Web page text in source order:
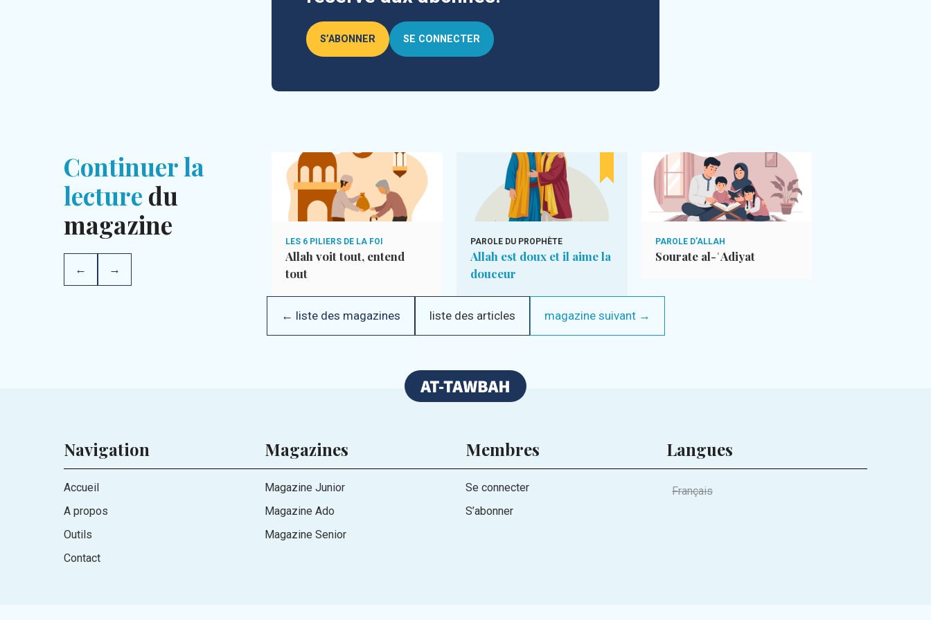
S’ABONNER SE CONNECTER
Continuer la
lecture du
magazine
← →
LES 5 PILIERS DE L’ISLAM
Les grandes ablutions
LES 6 PILIERS DE LA FOI
Allah voit tout, entend
tout
PAROLE DU PROPHÈTE
Allah est doux et il aime la
douceur
PAROLE D’ALLAH
Sourate al-ʿAdiyat
← liste des magazines liste des articles magazine suivant →
Navigation
Accueil
A propos
Outils
Contact
Magazines
Magazine Junior
Magazine Ado
Magazine Senior
Membres
Se connecter
S’abonner
Langues
Français